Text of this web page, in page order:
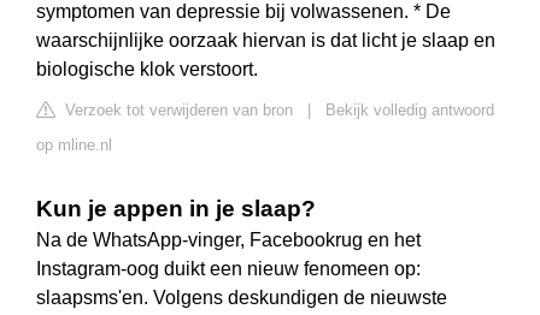
symptomen van depressie bij volwassenen. * De
waarschijnlijke oorzaak hiervan is dat licht je slaap en
biologische klok verstoort.
Verzoek tot verwijderen van bron
Bekijk volledig antwoord
op mline.nl
Kun je appen in je slaap?
Na de WhatsApp-vinger, Facebookrug en het
Instagram-oog duikt een nieuw fenomeen op:
slaapsms'en. Volgens deskundigen de nieuwste